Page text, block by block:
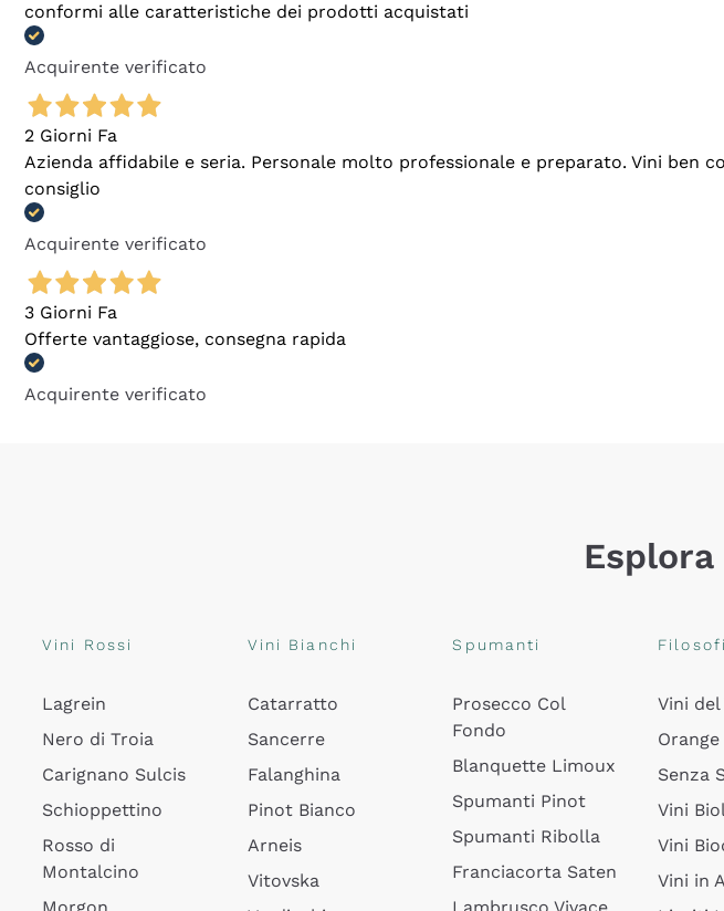
conformi alle caratteristiche dei prodotti acquistati
Acquirente verificato
2 Giorni Fa
Azienda affidabile e seria. Personale molto professionale e preparato. Vini
consiglio
Acquirente verificato
3 Giorni Fa
Offerte vantaggiose, consegna rapida
Acquirente verificato
Vini Rossi
Lagrein
Nero di Troia
Carignano Sulcis
Schioppettino
Rosso di
Montalcino
Vini Bianchi
Catarratto
Sancerre
Falanghina
Pinot Bianco
Arneis
Vitovska
Spumanti
Prosecco Col
Fondo
Blanquette Limoux
Spumanti Pinot
Spumanti Ribolla
Franciacorta Saten
Vini del
Senza
Vini
Vini
Vini in